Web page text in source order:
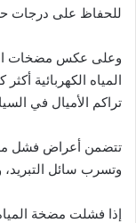
للحفاظ على درجات
وعلى عكس مضخات
المياه الكهربائية
تراكم الأميال في
تتضمن أعراض فشل
وتسرب سائل
إذا فشلت مضخة